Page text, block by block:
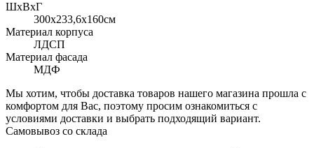
ШхВхГ
300x233,6х160см
Материал корпуса
ЛДСП
Материал фасада
МДФ
Мы хотим, чтобы доставка товаров нашего магазина прошла с
комфортом для Вас, поэтому просим ознакомиться с
условиями доставки и выбрать подходящий вариант.
Самовывоз со склада